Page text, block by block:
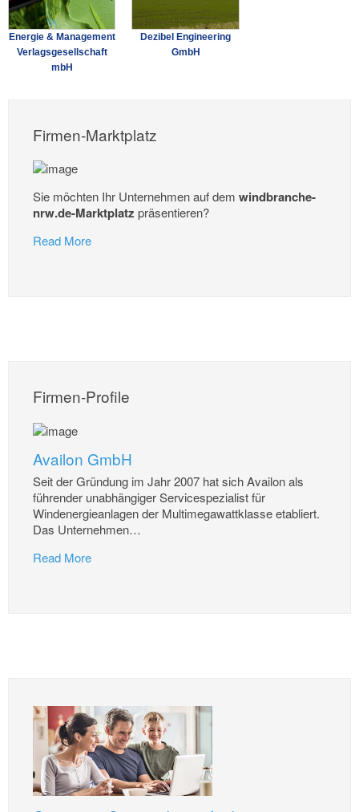
Energie & Management
Verlagsgesellschaft
mbH
Dezibel Engineering
GmbH
Firmen-Marktplatz
Sie möchten Ihr Unternehmen auf demwindbranche-
nrw.de-Marktplatz präsentieren?
Read More
Firmen-Profile
Availon GmbH
Seit der Gründung im Jahr 2007 hat sich Availon als
führender unabhängiger Servicespezialist für
Windenergieanlagen der Multimegawattklasse etabliert.
Das Unternehmen…
Read More